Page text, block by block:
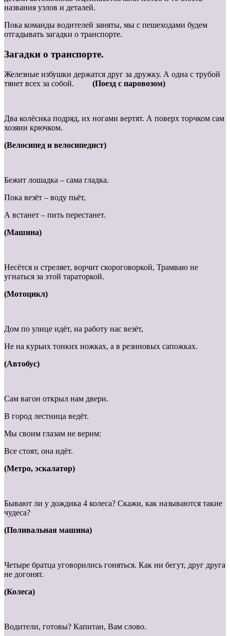
названия узлов и деталей.
Пока команды водителей заняты, мы с пешеходами будем
отгадывать загадки о транспорте.
Загадки о транспорте.
Железные избушки держатся друг за дружку. А одна с трубой
тянет всех за собой. (Поезд с паровозом)
Два колёсика подряд, их ногами вертят. А поверх торчком сам
хозяин крючком.
(Велосипед и велосипедист)
Бежит лошадка – сама гладка.
Пока везёт – воду пьёт,
А встанет – пить перестанет.
(Машина)
Несётся и стреляет, ворчит скороговоркой, Трамваю не
угнаться за этой тараторкой.
(Мотоцикл)
Дом по улице идёт, на работу нас везёт,
Не на курьих тонких ножках, а в резиновых сапожках.
(Автобус)
Сам вагон открыл нам двери.
В город лестница ведёт.
Мы своим глазам не верим:
Все стоят, она идёт.
(Метро, эскалатор)
Бывают ли у дождика 4 колеса? Скажи, как называются такие
чудеса?
(Поливальная машина)
Четыре братца уговорились гоняться. Как ни бегут, друг друга
не догонят.
(Колеса)
Водители, готовы? Капитан, Вам слово.